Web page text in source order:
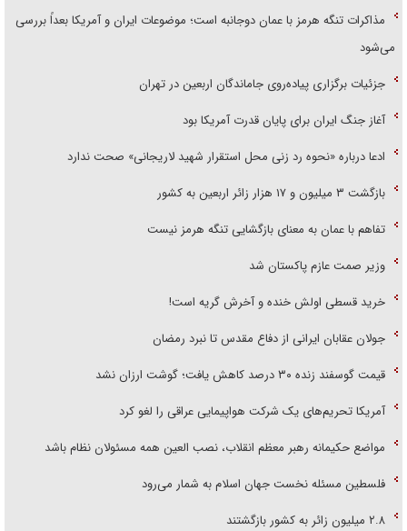
مذاکرات تنگه هرمز با عمان دوجانبه است؛ موضوعات ایران و آمریکا بعداً بررسی
می‌شود
جزئیات برگزاری پیاده‌روی جاماندگان اربعین در تهران
آغاز جنگ ایران برای پایان قدرت آمریکا بود
ادعا درباره «نحوه رد زنی محل استقرار شهید لاریجانی» صحت ندارد
بازگشت ۳ میلیون و ۱۷ هزار زائر اربعین به کشور
تفاهم با عمان به معنای بازگشایی تنگه هرمز نیست
وزیر صمت عازم پاکستان شد
خرید قسطی اولش خنده و آخرش گریه است!
جولان عقابان ایرانی از دفاع مقدس تا نبرد رمضان
قیمت گوسفند زنده ۳۰ درصد کاهش یافت؛ گوشت ارزان نشد
آمریکا تحریم‌های یک شرکت هواپیمایی عراقی را لغو کرد
مواضع حکیمانه رهبر معظم انقلاب، نصب العین همه مسئولان نظام باشد
فلسطین مسئله نخست جهان اسلام به شمار می‌رود
۲.۸ میلیون زائر به کشور بازگشتند